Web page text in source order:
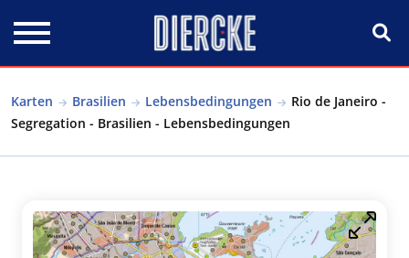
Karten Brasilien Lebensbedingungen
Rio de Janeiro -
Segregation - Brasilien - Lebensbedingungen